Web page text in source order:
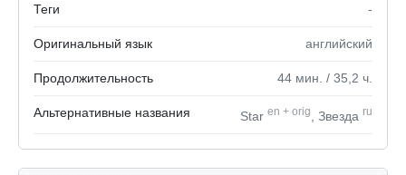
Теги -
Оригинальный язык английский
Продолжительность 44 мин. / 35,2 ч.
Альтернативные названия Star en + orig , Звезда ru